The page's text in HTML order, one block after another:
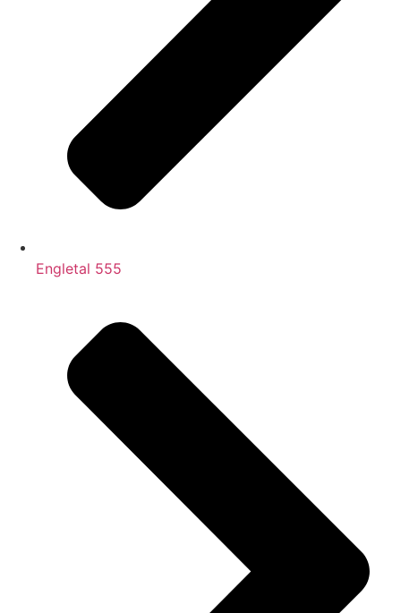
Engletal 555